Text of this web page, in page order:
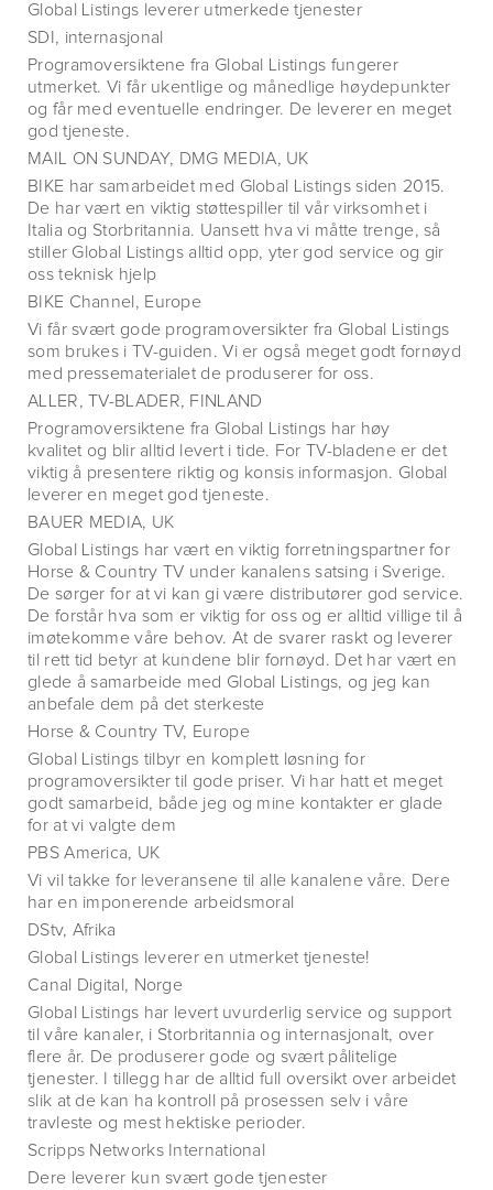
Global Listings leverer utmerkede tjenester
SDI, internasjonal
Programoversiktene fra Global Listings fungerer
utmerket. Vi får ukentlige og månedlige høydepunkter
og får med eventuelle endringer. De leverer en meget
god tjeneste.
MAIL ON SUNDAY, DMG MEDIA, UK
BIKE har samarbeidet med Global Listings siden 2015.
De har vært en viktig støttespiller til vår virksomhet i
Italia og Storbritannia. Uansett hva vi måtte trenge, så
stiller Global Listings alltid opp, yter god service og gir
oss teknisk hjelp
BIKE Channel, Europe
Vi får svært gode programoversikter fra Global Listings
som brukes i TV-guiden. Vi er også meget godt fornøyd
med pressematerialet de produserer for oss.
ALLER, TV-BLADER, FINLAND
Programoversiktene fra Global Listings har høy
kvalitet og blir alltid levert i tide. For TV-bladene er det
viktig å presentere riktig og konsis informasjon. Global
leverer en meget god tjeneste.
BAUER MEDIA, UK
Global Listings har vært en viktig forretningspartner for
Horse & Country TV under kanalens satsing i Sverige.
De sørger for at vi kan gi være distributører god service.
De forstår hva som er viktig for oss og er alltid villige til å
imøtekomme våre behov. At de svarer raskt og leverer
til rett tid betyr at kundene blir fornøyd. Det har vært en
glede å samarbeide med Global Listings, og jeg kan
anbefale dem på det sterkeste
Horse & Country TV, Europe
Global Listings tilbyr en komplett løsning for
programoversikter til gode priser. Vi har hatt et meget
godt samarbeid, både jeg og mine kontakter er glade
for at vi valgte dem
PBS America, UK
Vi vil takke for leveransene til alle kanalene våre. Dere
har en imponerende arbeidsmoral
DStv, Afrika
Global Listings leverer en utmerket tjeneste!
Canal Digital, Norge
Global Listings har levert uvurderlig service og support
til våre kanaler, i Storbritannia og internasjonalt, over
flere år. De produserer gode og svært pålitelige
tjenester. I tillegg har de alltid full oversikt over arbeidet
slik at de kan ha kontroll på prosessen selv i våre
travleste og mest hektiske perioder.
Scripps Networks International
Dere leverer kun svært gode tjenester